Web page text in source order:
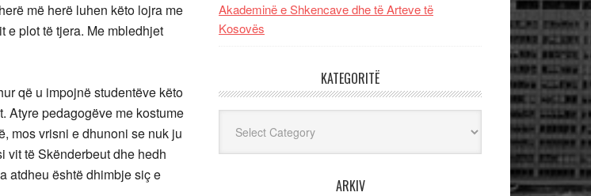
më herë luhen këto lojra me
e plot të tjera. Me mbledhjet
që u impojnë studentëve këto
Atyre pedagogëve me kostume
mos vrisni e dhunoni se nuk ju
vit të Skënderbeut dhe hedh
atdheu është dhimbje siç e
Akademinë e Shkencave dhe të Arteve të
Kosovës
KATEGORITË
ARKIV